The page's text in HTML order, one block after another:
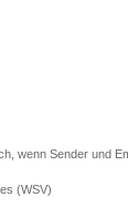
wenn Sender und
(WSV)